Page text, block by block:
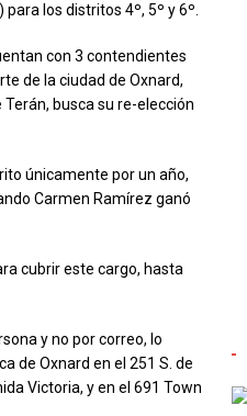
para los distritos 4º, 5º y 6º.
con 3 contendientes
de la ciudad de Oxnard,
busca su re-elección
únicamente por un año,
Carmen Ramírez ganó
cubrir este cargo, hasta
y no por correo, lo
de Oxnard en el 251 S. de
Victoria, y en el 691 Town